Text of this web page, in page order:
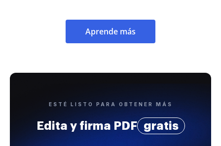
Aprende más
ESTÉ LISTO PARA OBTENER MÁS
Edita y firma PDF gratis